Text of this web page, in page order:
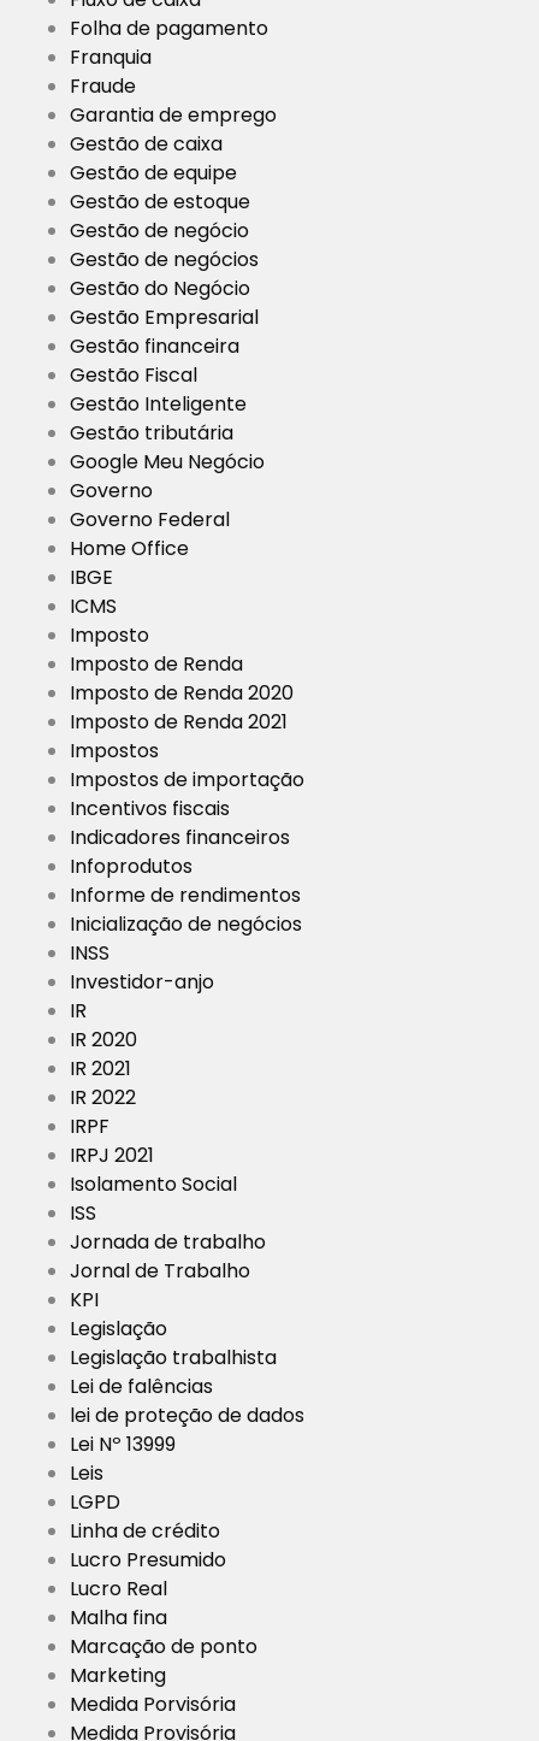
Folha de pagamento
Franquia
Fraude
Garantia de emprego
Gestão de caixa
Gestão de equipe
Gestão de estoque
Gestão de negócio
Gestão de negócios
Gestão do Negócio
Gestão Empresarial
Gestão financeira
Gestão Fiscal
Gestão Inteligente
Gestão tributária
Google Meu Negócio
Governo
Governo Federal
Home Office
IBGE
ICMS
Imposto
Imposto de Renda
Imposto de Renda 2020
Imposto de Renda 2021
Impostos
Impostos de importação
Incentivos fiscais
Indicadores financeiros
Infoprodutos
Informe de rendimentos
Inicialização de negócios
INSS
Investidor-anjo
IR
IR 2020
IR 2021
IR 2022
IRPF
IRPJ 2021
Isolamento Social
ISS
Jornada de trabalho
Jornal de Trabalho
KPI
Legislação
Legislação trabalhista
Lei de falências
lei de proteção de dados
Lei Nº 13999
Leis
LGPD
Linha de crédito
Lucro Presumido
Lucro Real
Malha fina
Marcação de ponto
Marketing
Medida Porvisória
Medida Provisória